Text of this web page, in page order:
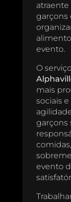
garçons
evento.
O
mais
sociais
garçons
evento